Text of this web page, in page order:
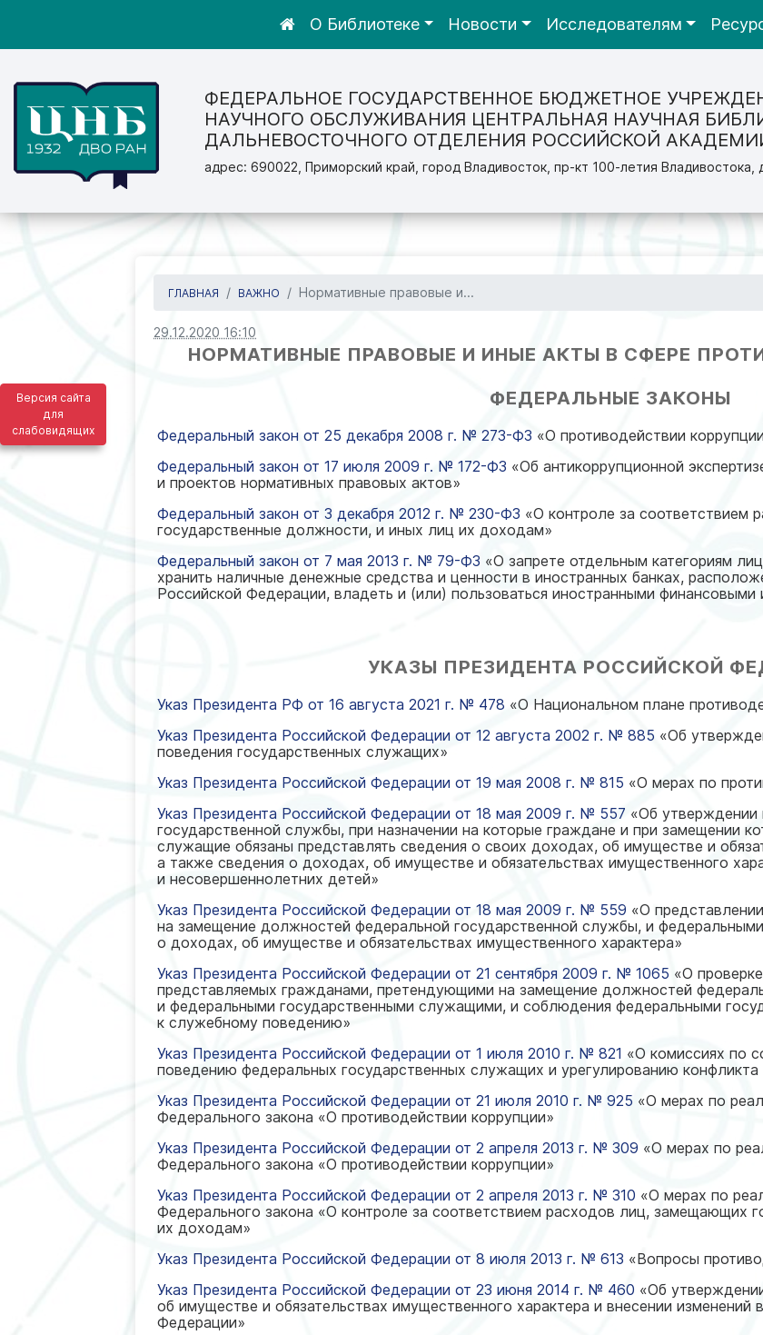
Версия сайта
для
слабовидящих
ФЕДЕРАЛЬНОЕ ГОСУДАРСТВЕННОЕ БЮДЖЕТНОЕ
НАУЧНОГО ОБСЛУЖИВАНИЯ ЦЕНТРАЛЬНАЯ НАУЧНАЯ
ДАЛЬНЕВОСТОЧНОГО ОТДЕЛЕНИЯ РОССИЙСКОЙ
адрес: 690022, Приморский край, город Владивосток, пр-кт 100-летия Владивостока,
О Библиотеке Новости Исследователям
ГЛАВНАЯ ВАЖНО Нормативные правовые и...
29.12.2020 16:10
НОРМАТИВНЫЕ ПРАВОВЫЕ И ИНЫЕ АКТЫ В СФЕРЕ
ФЕДЕРАЛЬНЫЕ ЗАКОНЫ
Федеральный закон от 25 декабря 2008 г. № 273-ФЗ «О противодействии
Федеральный закон от 17 июля 2009 г. № 172-ФЗ «Об антикоррупционной
и проектов нормативных правовых актов»
Федеральный закон от 3 декабря 2012 г. № 230-ФЗ «О контроле за соответствием
государственные должности, и иных лиц их доходам»
Федеральный закон от 7 мая 2013 г. № 79-ФЗ «О запрете отдельным категориям
хранить наличные денежные средства и ценности в иностранных банках,
Российской Федерации, владеть и (или) пользоваться иностранными финансовыми
УКАЗЫ ПРЕЗИДЕНТА РОССИЙСКОЙ
Указ Президента РФ от 16 августа 2021 г. № 478 «О Национальном плане
Указ Президента Российской Федерации от 12 августа 2002 г. № 885 «Об
поведения государственных служащих»
Указ Президента Российской Федерации от 19 мая 2008 г. № 815 «О мерах по
Указ Президента Российской Федерации от 18 мая 2009 г. № 557 «Об утверждении
государственной службы, при назначении на которые граждане и при замещении
служащие обязаны представлять сведения о своих доходах, об имуществе и
а также сведения о доходах, об имуществе и обязательствах имущественного
и несовершеннолетних детей»
Указ Президента Российской Федерации от 18 мая 2009 г. № 559 «О
на замещение должностей федеральной государственной службы, и
о доходах, об имуществе и обязательствах имущественного характера»
Указ Президента Российской Федерации от 21 сентября 2009 г. № 1065 «О
представляемых гражданами, претендующими на замещение должностей
и федеральными государственными служащими, и соблюдения федеральными
к служебному поведению»
Указ Президента Российской Федерации от 1 июля 2010 г. № 821 «О комиссиях по
поведению федеральных государственных служащих и урегулированию конфликта
Указ Президента Российской Федерации от 21 июля 2010 г. № 925 «О мерах по
Федерального закона «О противодействии коррупции»
Указ Президента Российской Федерации от 2 апреля 2013 г. № 309 «О мерах по
Федерального закона «О противодействии коррупции»
Указ Президента Российской Федерации от 2 апреля 2013 г. № 310 «О мерах по
Федерального закона «О контроле за соответствием расходов лиц, замещающих
их доходам»
Указ Президента Российской Федерации от 8 июля 2013 г. № 613 «Вопросы
Указ Президента Российской Федерации от 23 июня 2014 г. № 460 «Об
об имуществе и обязательствах имущественного характера и внесении
Федерации»